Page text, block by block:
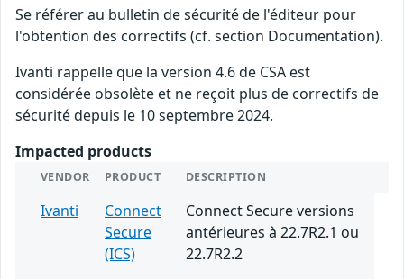
Se référer au bulletin de sécurité de l'éditeur pour
l'obtention des correctifs (cf. section Documentation).
Ivanti rappelle que la version 4.6 de CSA est
considérée obsolète et ne reçoit plus de correctifs de
sécurité depuis le 10 septembre 2024.
Impacted products
VENDOR PRODUCT DESCRIPTION
Ivanti
Connect
Secure
(ICS)
Connect Secure versions
antérieures à 22.7R2.1 ou
22.7R2.2